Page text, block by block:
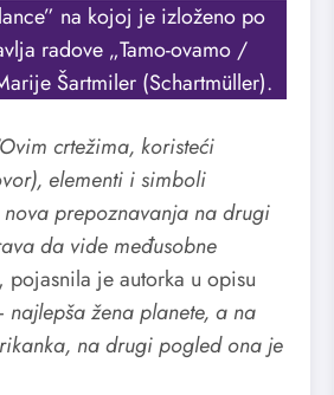
na kojoj je izloženo po
radove „Tamo-ovamo /
Šartmiler (Schartmüller).
crtežima, koristeći
elementi i simboli
prepoznavanja na drugi
da vide međusobne
pojasnila je autorka u opisu
žena planete, a na
na drugi pogled ona je